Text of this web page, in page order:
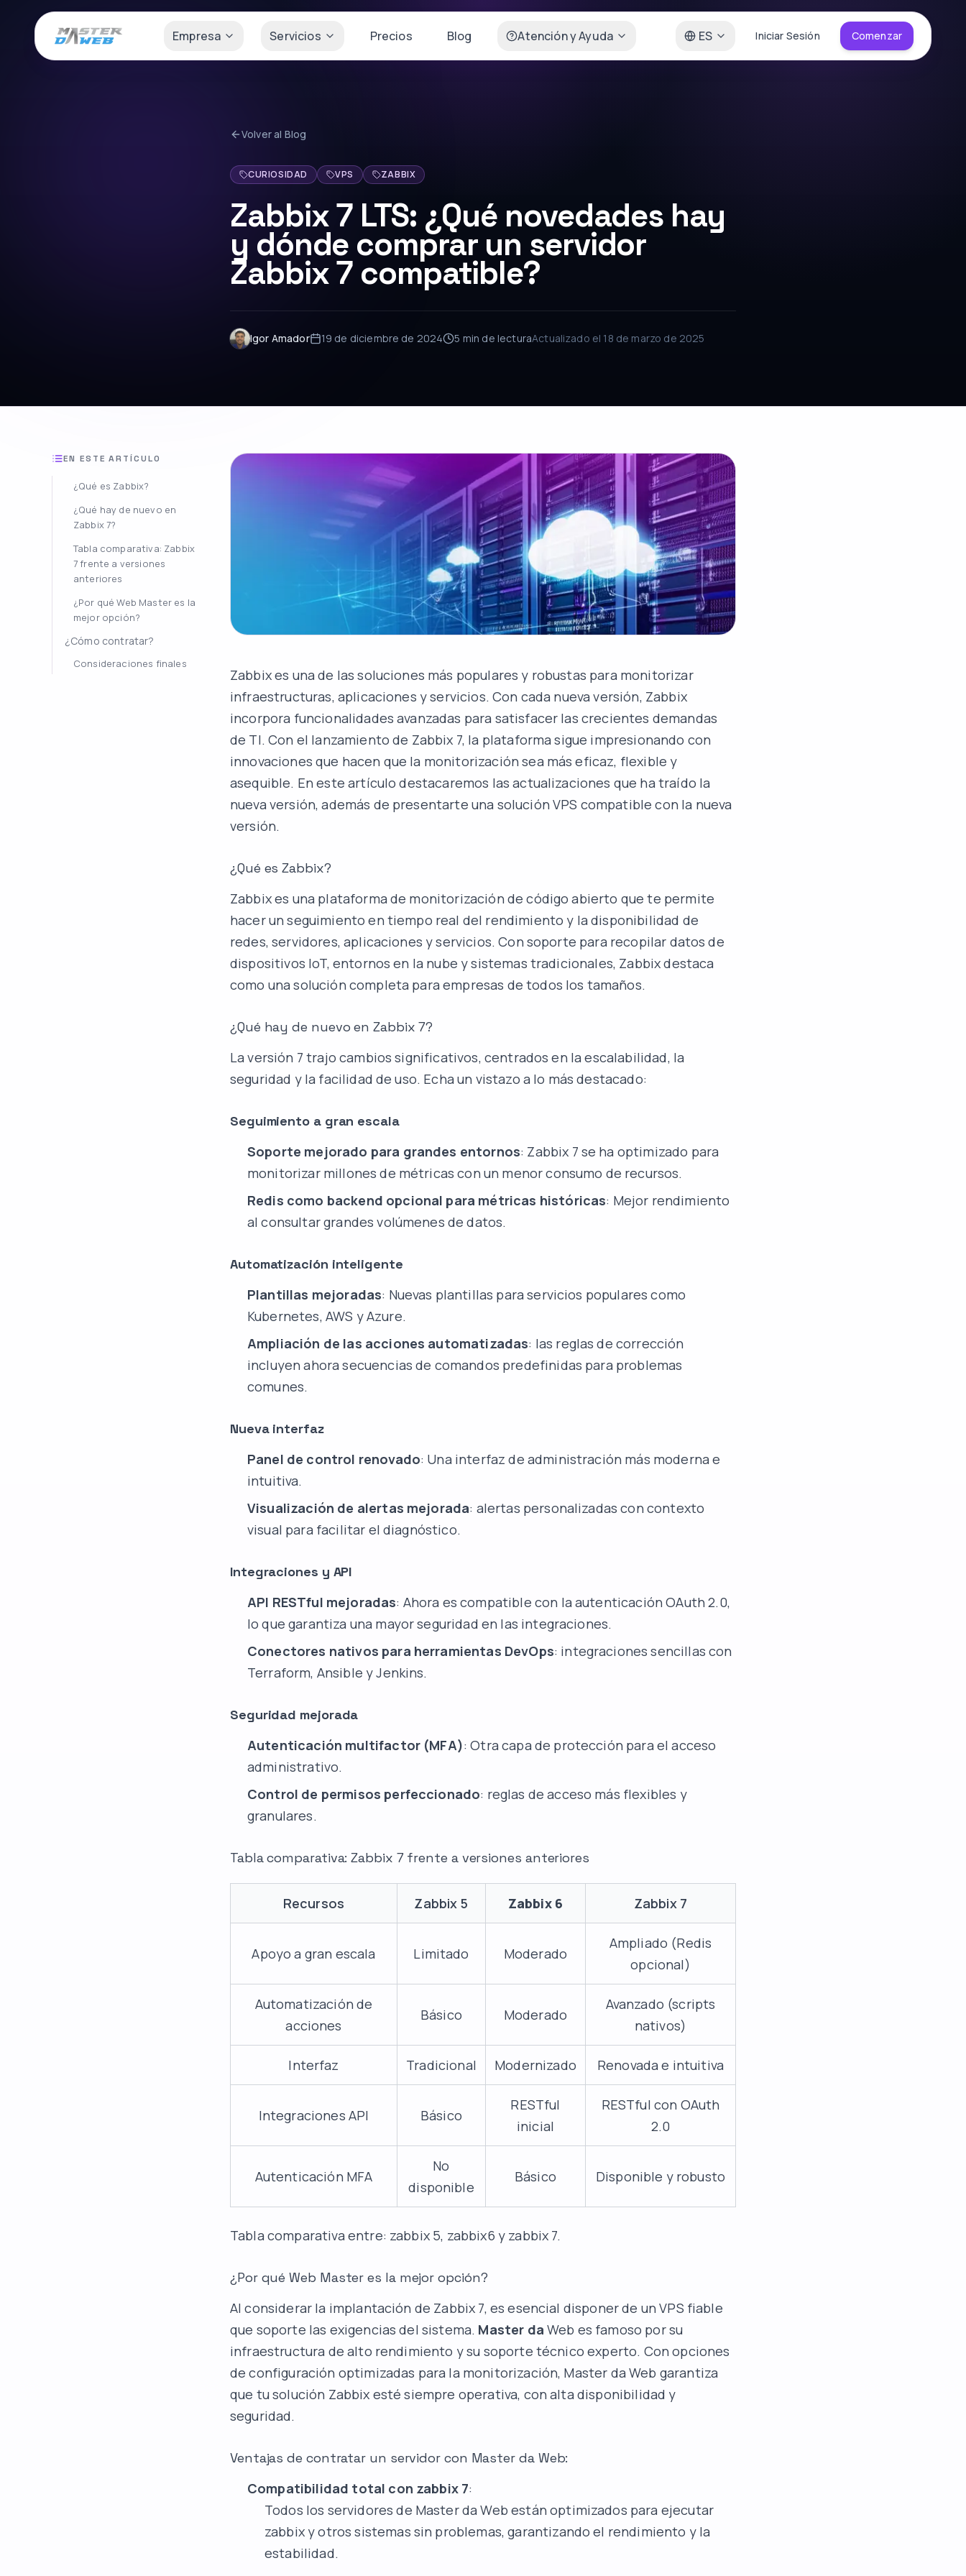
Empresa Servicios Precios Blog Atención y Ayuda ES Iniciar Sesión Comenzar
Volver al Blog
CURIOSIDAD VPS ZABBIX
Zabbix 7 LTS: ¿Qué novedades hay
y dónde comprar un servidor
Zabbix 7 compatible?
Igor Amador 19 de diciembre de 2024 5 min de lecturaActualizado el 18 de marzo de 2025
EN ESTE ARTÍCULO
¿Qué es Zabbix?
¿Qué hay de nuevo en
Zabbix 7?
Tabla comparativa: Zabbix
7 frente a versiones
anteriores
¿Por qué Web Master es la
mejor opción?
¿Cómo contratar?
Consideraciones finales
Zabbix es una de las soluciones más populares y robustas para monitorizar
infraestructuras, aplicaciones y servicios. Con cada nueva versión, Zabbix
incorpora funcionalidades avanzadas para satisfacer las crecientes demandas
de TI. Con el lanzamiento de Zabbix 7, la plataforma sigue impresionando con
innovaciones que hacen que la monitorización sea más eficaz, flexible y
asequible. En este artículo destacaremos las actualizaciones que ha traído la
nueva versión, además de presentarte una solución VPS compatible con la nueva
versión.
¿Qué es Zabbix?
Zabbix es una plataforma de monitorización de código abierto que te permite
hacer un seguimiento en tiempo real del rendimiento y la disponibilidad de
redes, servidores, aplicaciones y servicios. Con soporte para recopilar datos de
dispositivos IoT, entornos en la nube y sistemas tradicionales, Zabbix destaca
como una solución completa para empresas de todos los tamaños.
¿Qué hay de nuevo en Zabbix 7?
La versión 7 trajo cambios significativos, centrados en la escalabilidad, la
seguridad y la facilidad de uso. Echa un vistazo a lo más destacado:
Seguimiento a gran escala
Soporte mejorado para grandes entornos: Zabbix 7 se ha optimizado para
monitorizar millones de métricas con un menor consumo de recursos.
Redis como backend opcional para métricas históricas: Mejor rendimiento
al consultar grandes volúmenes de datos.
Automatización inteligente
Plantillas mejoradas: Nuevas plantillas para servicios populares como
Kubernetes, AWS y Azure.
Ampliación de las acciones automatizadas: las reglas de corrección
incluyen ahora secuencias de comandos predefinidas para problemas
comunes.
Nueva interfaz
Panel de control renovado: Una interfaz de administración más moderna e
intuitiva.
Visualización de alertas mejorada: alertas personalizadas con contexto
visual para facilitar el diagnóstico.
Integraciones y API
API RESTful mejoradas: Ahora es compatible con la autenticación OAuth 2.0,
lo que garantiza una mayor seguridad en las integraciones.
Conectores nativos para herramientas DevOps: integraciones sencillas con
Terraform, Ansible y Jenkins.
Seguridad mejorada
Autenticación multifactor (MFA): Otra capa de protección para el acceso
administrativo.
Control de permisos perfeccionado: reglas de acceso más flexibles y
granulares.
Tabla comparativa: Zabbix 7 frente a versiones anteriores
Recursos Zabbix 5 Zabbix 6 Zabbix 7
Apoyo a gran escala Limitado Moderado
Ampliado (Redis
opcional)
Automatización de
acciones
Básico Moderado
Avanzado (scripts
nativos)
Interfaz Tradicional Modernizado Renovada e intuitiva
Integraciones API Básico
RESTful
inicial
RESTful con OAuth
2.0
Autenticación MFA
No
disponible
Básico Disponible y robusto
Tabla comparativa entre: zabbix 5, zabbix6 y zabbix 7.
¿Por qué Web Master es la mejor opción?
Al considerar la implantación de Zabbix 7, es esencial disponer de un VPS fiable
que soporte las exigencias del sistema. Master da Web es famoso por su
infraestructura de alto rendimiento y su soporte técnico experto. Con opciones
de configuración optimizadas para la monitorización, Master da Web garantiza
que tu solución Zabbix esté siempre operativa, con alta disponibilidad y
seguridad.
Ventajas de contratar un servidor con Master da Web:
Compatibilidad total con zabbix 7:
Todos los servidores de Master da Web están optimizados para ejecutar
zabbix y otros sistemas sin problemas, garantizando el rendimiento y la
estabilidad.